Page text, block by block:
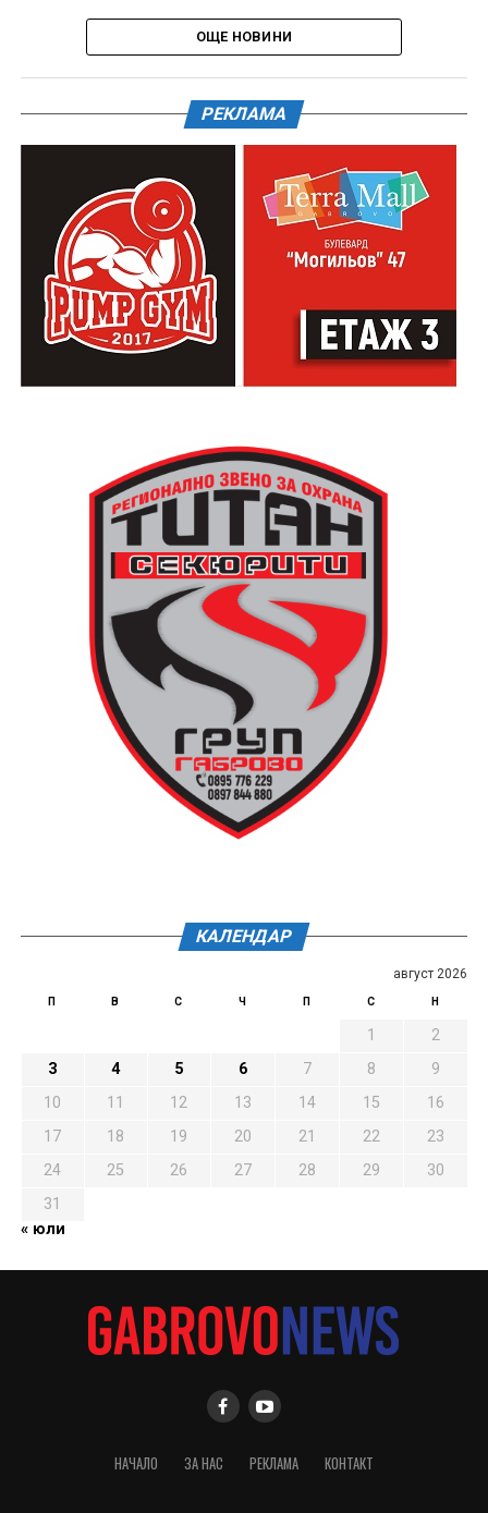
ОЩЕ НОВИНИ
РЕКЛАМА
КАЛЕНДАР
август 2026
П В С Ч П С Н
1
2
3
4 5 6 7 8
9
10
11 12 13 14 15
16
17
18 19 20 21 22
23
24
25 26 27 28 29
30
31
« юли
НАЧАЛО ЗА НАС РЕКЛАМА КОНТАКТ